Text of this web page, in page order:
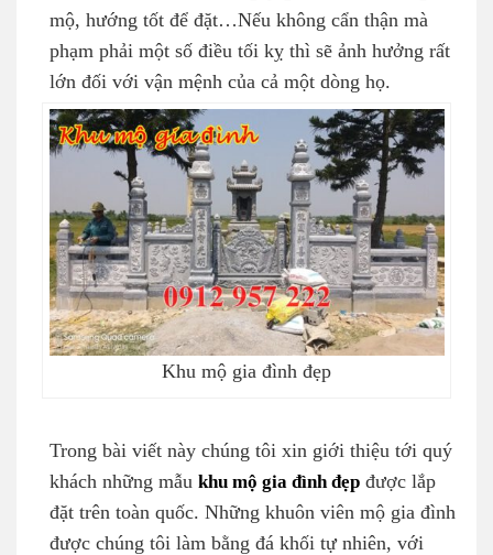
mộ, hướng tốt để đặt…Nếu không cẩn thận mà
phạm phải một số điều tối kỵ thì sẽ ảnh hưởng rất
lớn đối với vận mệnh của cả một dòng họ.
Khu mộ gia đình đẹp
Trong bài viết này chúng tôi xin giới thiệu tới quý
khách những mẫu khu mộ gia đình đẹp được lắp
đặt trên toàn quốc. Những khuôn viên mộ gia đình
được chúng tôi làm bằng đá khối tự nhiên, với